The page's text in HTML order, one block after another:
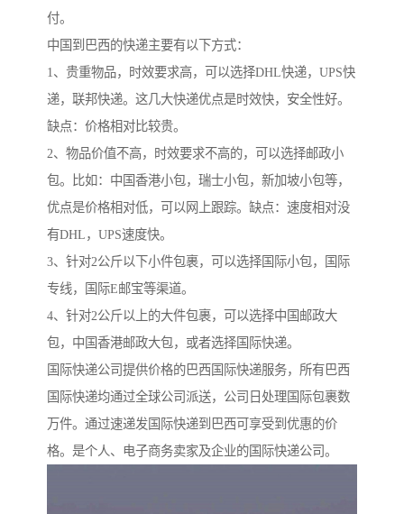
付。
中国到巴西的快递主要有以下方式：
1、贵重物品，时效要求高，可以选择DHL快递，UPS快
递，联邦快递。这几大快递优点是时效快，安全性好。
缺点：价格相对比较贵。
2、物品价值不高，时效要求不高的，可以选择邮政小
包。比如：中国香港小包，瑞士小包，新加坡小包等，
优点是价格相对低，可以网上跟踪。缺点：速度相对没
有DHL，UPS速度快。
3、针对2公斤以下小件包裹，可以选择国际小包，国际
专线，国际E邮宝等渠道。
4、针对2公斤以上的大件包裹，可以选择中国邮政大
包，中国香港邮政大包，或者选择国际快递。
国际快递公司提供价格的巴西国际快递服务，所有巴西
国际快递均通过全球公司派送，公司日处理国际包裹数
万件。通过速递发国际快递到巴西可享受到优惠的价
格。是个人、电子商务卖家及企业的国际快递公司。